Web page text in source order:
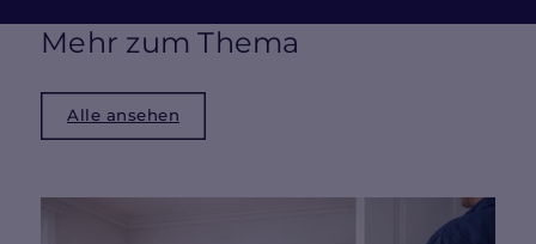
Mehr zum Thema
Alle ansehen